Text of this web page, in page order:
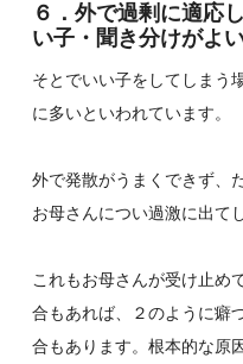
６．外で過剰に適応
い子・聞き分けがよい
そとでいい子をしてしまう
に多いといわれています。
外で発散がうまくできず、
お母さんについ過激に出て
これもお母さんが受け止め
合もあれば、２のように癖
合もあります。根本的な原